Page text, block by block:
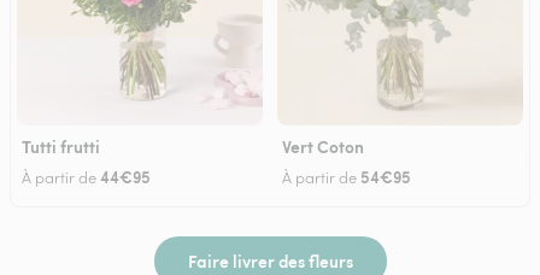
Tutti frutti
À partir de44€95
Vert Coton
À partir de 54€95
Faire livrer des fleurs